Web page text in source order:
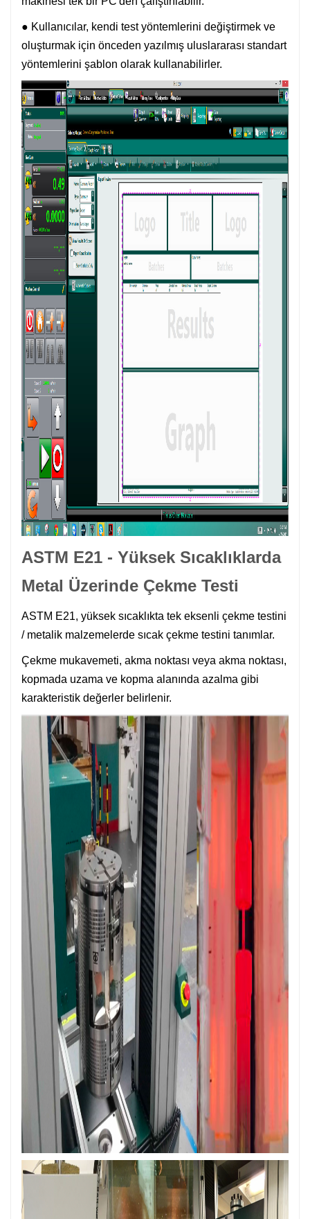
● Kullanıcılar, kendi test yöntemlerini değiştirmek ve
oluşturmak için önceden yazılmış uluslararası standart
yöntemlerini şablon olarak kullanabilirler.
ASTM E21 - Yüksek Sıcaklıklarda
Metal Üzerinde Çekme Testi
ASTM E21, yüksek sıcaklıkta tek eksenli çekme testini
/ metalik malzemelerde sıcak çekme testini tanımlar.
Çekme mukavemeti, akma noktası veya akma noktası,
kopmada uzama ve kopma alanında azalma gibi
karakteristik değerler belirlenir.